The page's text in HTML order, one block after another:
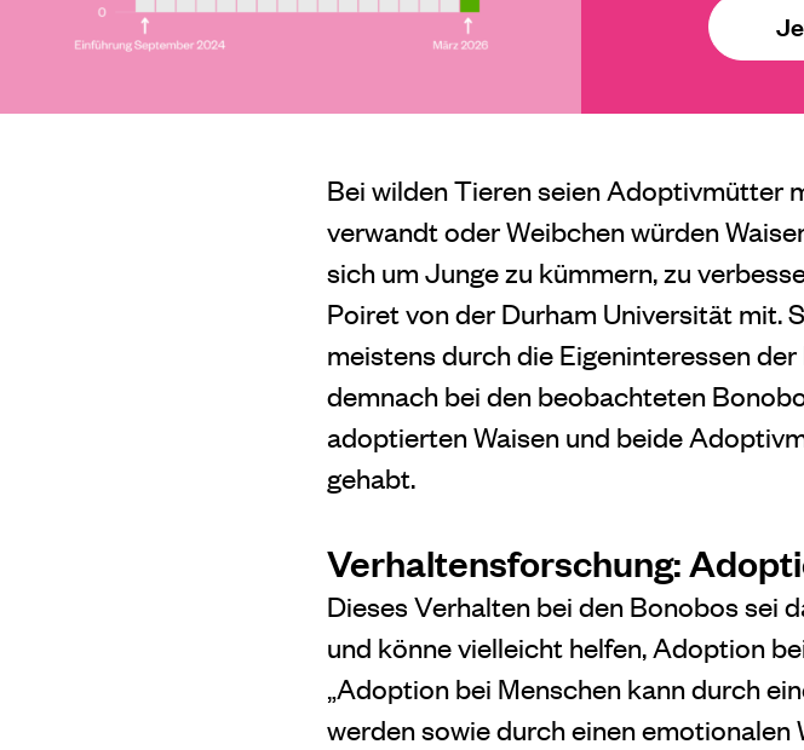
Bei wilden Tieren seien Adoptivmütter
verwandt oder Weibchen würden
sich um Junge zu kümmern, zu
Poiret von der Durham Universität mit.
meistens durch die Eigeninteressen
demnach bei den beobachteten
adoptierten Waisen und beide
gehabt.
Verhaltensforschung:
Dieses Verhalten bei den Bonobos sei
und könne vielleicht helfen, Adoption
„Adoption bei Menschen kann durch
werden sowie durch einen emotionalen